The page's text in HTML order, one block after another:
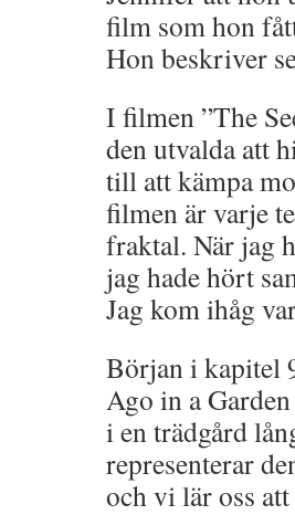
film som hon
Hon beskriver
I filmen ”The
den utvalda att
till att kämpa
filmen är varje
fraktal. När jag
jag hade hört
Jag kom ihåg
Början i kapitel
Ago in a
i en trädgård
representerar
och vi lär oss